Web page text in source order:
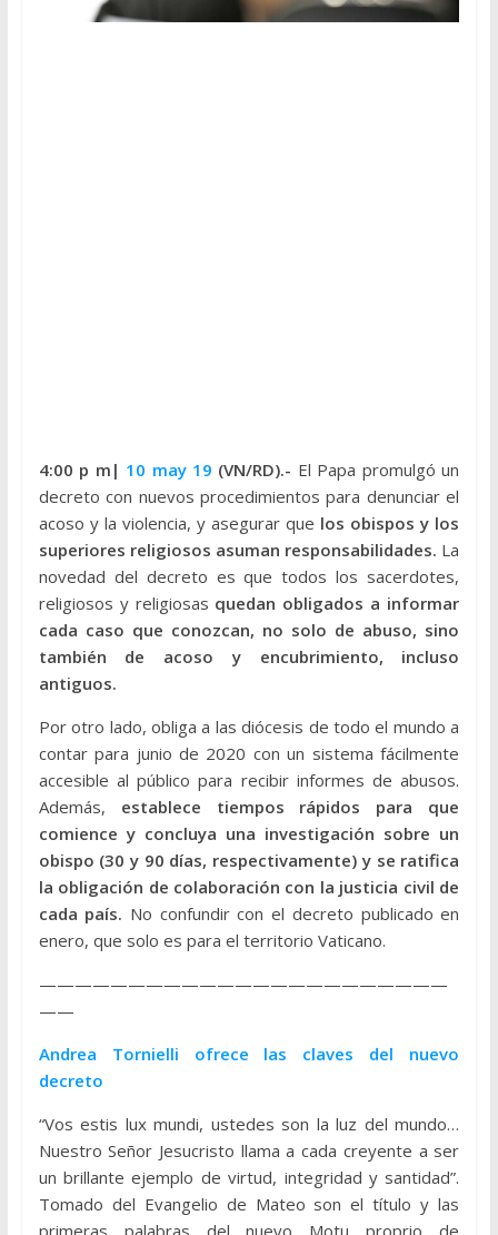
4:00 p m| 10 may 19 (VN/RD).- El Papa promulgó un
decreto con nuevos procedimientos para denunciar el
acoso y la violencia, y asegurar que los obispos y los
superiores religiosos asuman responsabilidades. La
novedad del decreto es que todos los sacerdotes,
religiosos y religiosas quedan obligados a informar
cada caso que conozcan, no solo de abuso, sino
también de acoso y encubrimiento, incluso
antiguos.
Por otro lado, obliga a las diócesis de todo el mundo a
contar para junio de 2020 con un sistema fácilmente
accesible al público para recibir informes de abusos.
Además, establece tiempos rápidos para que
comience y concluya una investigación sobre un
obispo (30 y 90 días, respectivamente) y se ratifica
la obligación de colaboración con la justicia civil de
cada país. No confundir con el decreto publicado en
enero, que solo es para el territorio Vaticano.
———————————————————————
——
Andrea Tornielli ofrece las claves del nuevo
decreto
“Vos estis lux mundi, ustedes son la luz del mundo…
Nuestro Señor Jesucristo llama a cada creyente a ser
un brillante ejemplo de virtud, integridad y santidad”.
Tomado del Evangelio de Mateo son el título y las
primeras palabras del nuevo Motu proprio de